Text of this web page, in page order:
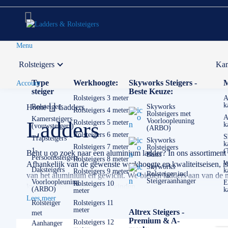
Menu
Rolsteigers
Type
steiger
Rolsteigers
Kamersteigers
(vouwsteigers)
Trapsteigers
1-
Persoonssteigers
Daksteigers
Voorloopleuning
(ARBO)
Rolsteiger
met
Aanhanger
Werkhoogte:
Rolsteigers 3 meter
Rolsteigers 4 meter
Rolsteigers 5 meter
Rolsteigers 6 meter
Rolsteigers 7 meter
Rolsteigers 8 meter
Rolsteigers 9 meter
Rolsteigers 10
meter
Rolsteigers 11
meter
Rolsteigers 12
Skyworks Steigers -
Beste Keuze:
Skyworks
Rolsteigers met
Voorloopleuning
(ARBO)
Skyworks
Rolsteigers
Basis
Skyworks
Rolsteiger incl.
Steigeraanhanger
Altrex Steigers -
Premium & A-
Account
Home Ladders
Ladders
Bent u op zoek naar een aluminium ladder? In ons
Afhankelijk van de gewenste werkhoogte en kwaliteitseisen,
van het aluminium en gewicht. We bieden ladders aan van
kunt u onderaan de pagina vinden.
Als het om ladders gaat is de keuze echt enorm. Het is erg
kleine en lichte ladder misschien het beste. Heeft u veel
Lees meer